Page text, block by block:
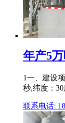
年产5
1一、建设
秒,纬度：
联系电话: